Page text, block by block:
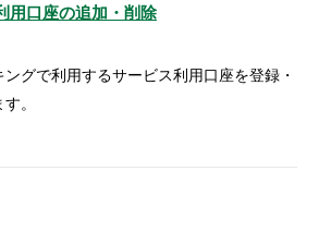
用口座の追加・削除
グで利用するサービス利用口座を登録・
。